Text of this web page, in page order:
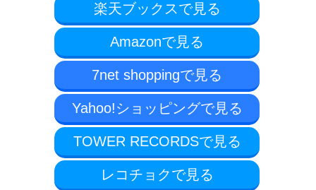
楽天ブックスで見る
Amazonで見る
7net shoppingで見る
Yahoo!ショッピングで見る
TOWER RECORDSで見る
レコチョクで見る